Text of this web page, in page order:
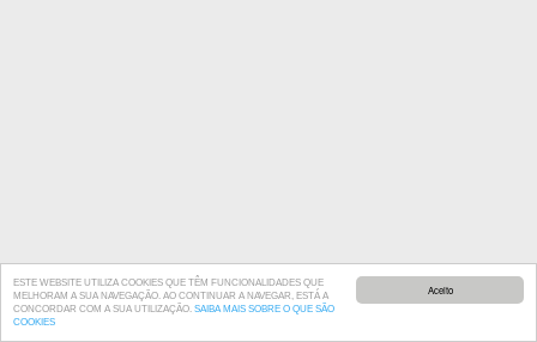
Aceito
ESTE WEBSITE UTILIZA COOKIES QUE TÊM FUNCIONALIDADES QUE
MELHORAM A SUA NAVEGAÇÃO. AO CONTINUAR A NAVEGAR, ESTÁ A
CONCORDAR COM A SUA UTILIZAÇÃO. SAIBA MAIS SOBRE O QUE SÃO
COOKIES